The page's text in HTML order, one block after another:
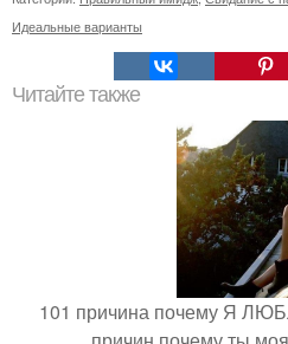
Идеальные варианты
Читайте также
101 причина почему Я